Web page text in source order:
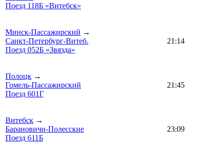
Поезд 118Б «Витебск»
Минск-Пассажирский →
Санкт-Петербург-Витеб.
Поезд 052Б «Звязда»
21:14
Полоцк →
Гомель-Пассажирский
Поезд 601Г
21:45
Витебск →
Барановичи-Полесские
Поезд 611Б
23:09